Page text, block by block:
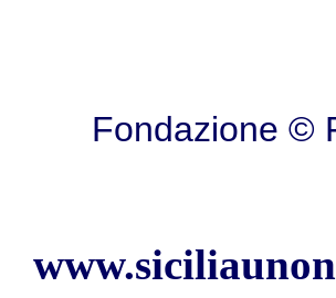
Fondazione ©